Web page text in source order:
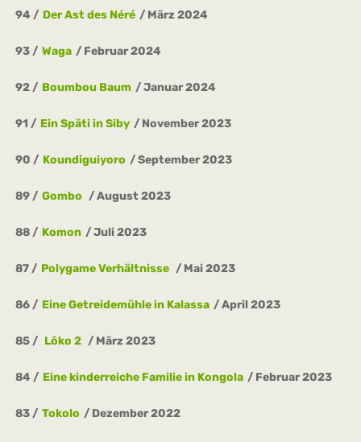
94 Der Ast des Néré März 2024
93 Waga Februar 2024
92 Boumbou Baum Januar 2024
91 Ein Späti in Siby November 2023
90 Koundiguiyoro September 2023
89 Gombo August 2023
88 Komon Juli 2023
87 Polygame Verhältnisse Mai 2023
86 Eine Getreidemühle in Kalassa April 2023
85 Lôko 2 März 2023
84 Eine kinderreiche Familie in Kongola Februar 2023
83 Tokolo Dezember 2022